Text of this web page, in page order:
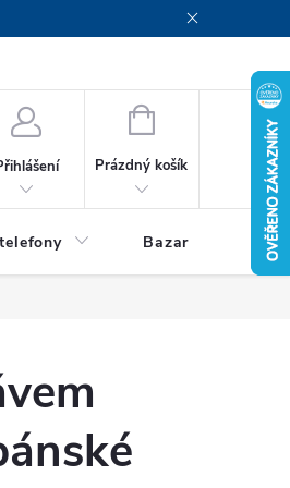
NÁKUPNÍ
Prázdný košík
Bazar Servis